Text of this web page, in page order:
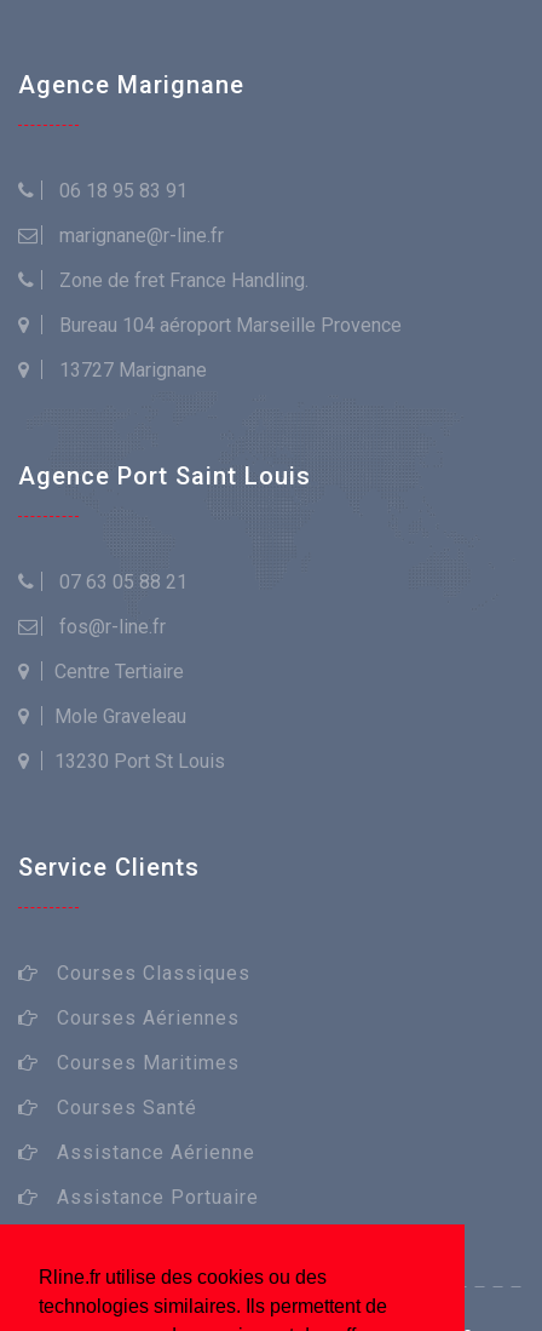
Rline.fr utilise des cookies ou des
technologies similaires. Ils permettent de
Agence Marignane
06 18 95 83 91
marignane@r-line.fr
Zone de fret France Handling.
Bureau 104 aéroport Marseille Provence
13727 Marignane
Agence Port Saint Louis
07 63 05 88 21
fos@r-line.fr
Centre Tertiaire
Mole Graveleau
13230 Port St Louis
Service Clients
Courses Classiques
Courses Aériennes
Courses Maritimes
Courses Santé
Assistance Aérienne
Assistance Portuaire